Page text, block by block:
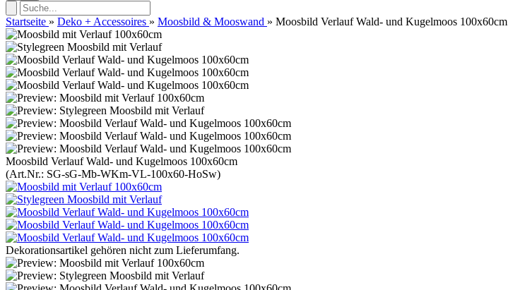
Startseite » Deko + Accessoires » Moosbild & Mooswand » Moosbild Verlauf Wald- und Kugelmoos 100x60cm
Moosbild Verlauf Wald- und Kugelmoos 100x60cm
(Art.Nr.: SG-sG-Mb-WKm-VL-100x60-HoSw)
Dekorationsartikel gehören nicht zum Lieferumfang.